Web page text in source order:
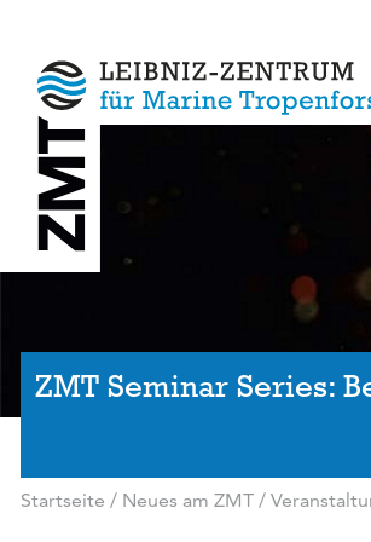
ZMT Seminar Series:
Startseite / Neues am ZMT/